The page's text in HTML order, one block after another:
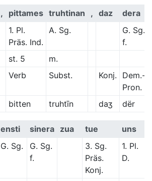
, pittames truhtinan , daz
dera
1. Pl.
Präs. Ind.
A. Sg.
G. Sg.
f.
st. 5
m.
Verb Subst. Konj.
Dem.-
Pron.
bitten truhtīn daʒ dër
ensti sinera zua tue uns
G. Sg.
G. Sg.
f.
3. Sg.
Präs.
Konj.
1. Pl.
D.